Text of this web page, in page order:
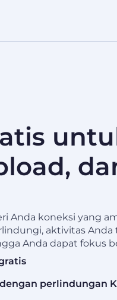
Anda koneksi yang
aktivitas
Anda dapat fokus
perlindungan